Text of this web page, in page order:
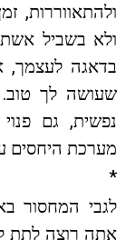
ולהתאווררות,
ולא בשביל
בדאגה לעצמך,
שעושה לך טוב.
נפשית, גם
מערכת היחסים
*
לגבי המחסור
אתה רוצה לתת